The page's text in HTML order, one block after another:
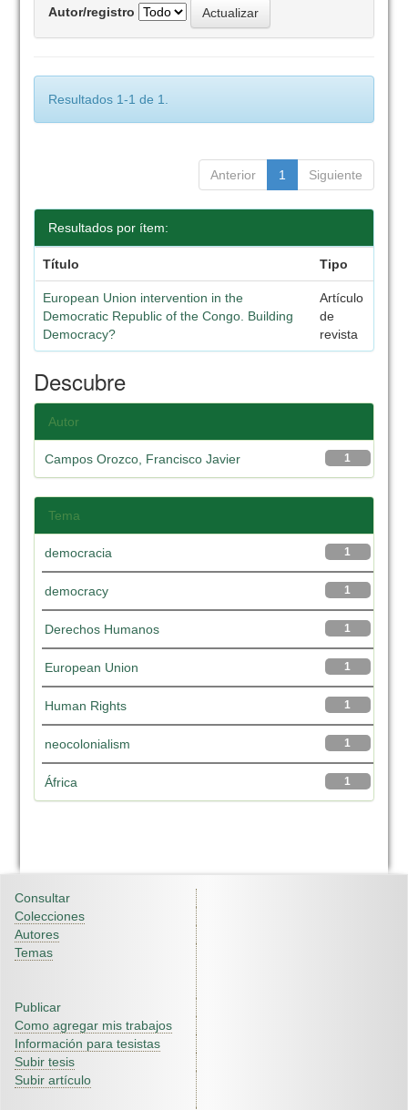
Autor/registro
Resultados 1-1 de 1.
Anterior 1 Siguiente
Resultados por ítem:
Título Tipo
European Union intervention in the
Democratic Republic of the Congo. Building
Democracy?
Artículo
de
revista
Descubre
Autor
1
Campos Orozco, Francisco Javier
Tema
1
democracia
1
democracy
1
Derechos Humanos
1
European Union
1
Human Rights
1
neocolonialism
1
África
Consultar
Colecciones
Autores
Temas
Publicar
Como agregar mis trabajos
Información para tesistas
Subir tesis
Subir artículo